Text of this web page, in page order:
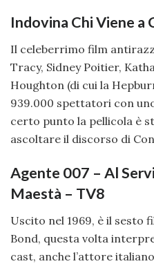
Indovina Chi Viene a
Il celeberrimo film
Tracy, Sidney Poitier,
Houghton (di cui la
939.000 spettatori con
certo punto la pellicola è
ascoltare il discorso di
Agente 007 – Al
Maestà – TV8
Uscito nel 1969, è il sesto
Bond, questa volta
cast, anche l’attore